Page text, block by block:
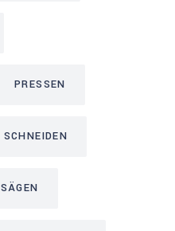
PRESSEN
SCHNEIDEN
SÄGEN